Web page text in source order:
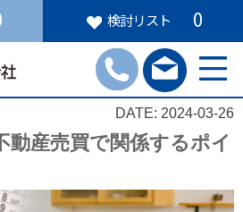
検討リスト 0
DATE: 2024-03-26
動産売買で関係するポイ